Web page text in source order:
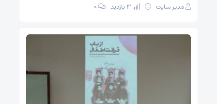
مدیر سایت ۰